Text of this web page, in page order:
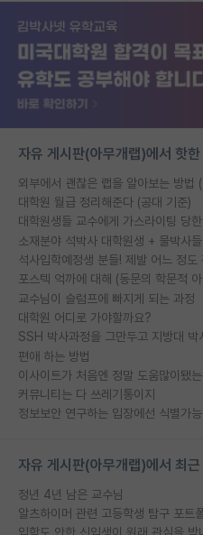
자유 게시판(아무개랩)에서 핫
외부에서 괜찮은 랩을 알아보는 방법
대학원 월급 정리해준다 (공대 기준)
소재분야 석박사 대학원생 + 물박사
교수님이 슬럼프에 빠지게 되는 과정
대학원 어디로 가야할까요?
편애 하는 방법
이사이트가 처음엔 정말 도움많이됐는
커뮤니티는 다 쓰레기통이지
자유 게시판(아무개랩)에서 최
정년 4년 남은 교수님
알츠하이머 관련 고등학생 탐구 포트